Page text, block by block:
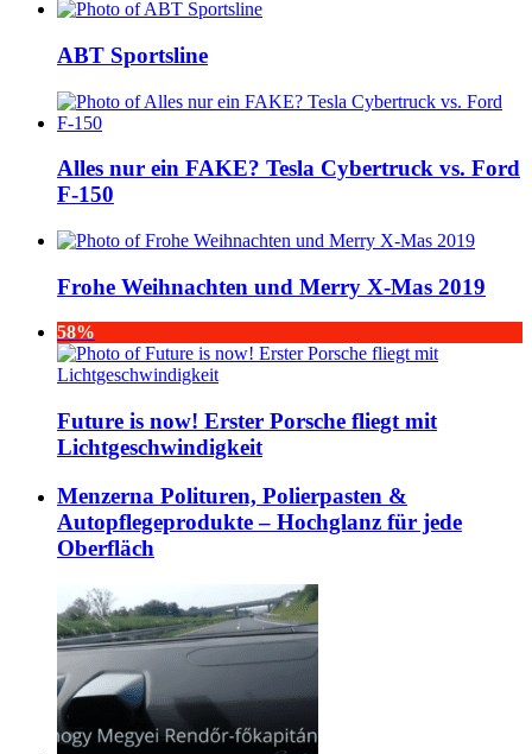
ABT Sportsline
Alles nur ein FAKE? Tesla Cybertruck vs. Ford
F-150
Frohe Weihnachten und Merry X-Mas 2019
58%
Future is now! Erster Porsche fliegt mit
Lichtgeschwindigkeit
Menzerna Polituren, Polierpasten &
Autopflegeprodukte – Hochglanz für jede
Oberfläch